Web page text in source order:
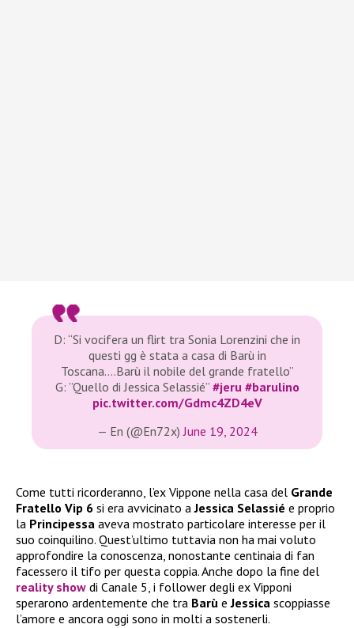
D: “Si vocifera un flirt tra Sonia Lorenzini che in
questi gg è stata a casa di Barù in
Toscana….Barù il nobile del grande fratello”
G: ”Quello di Jessica Selassié” #jeru #barulino
pic.twitter.com/Gdmc4ZD4eV
— En (@En72x)June 19, 2024
Come tutti ricorderanno, l’ex Vippone nella casa del Grande
Fratello Vip 6 si era avvicinato aJessica Selassié e proprio
la Principessa aveva mostrato particolare interesse per il
suo coinquilino. Quest’ultimo tuttavia non ha mai voluto
approfondire la conoscenza, nonostante centinaia di fan
facessero il tifo per questa coppia. Anche dopo la fine del
reality show di Canale 5, i follower degli ex Vipponi
sperarono ardentemente che tra Barù eJessica scoppiasse
l’amore e ancora oggi sono in molti a sostenerli.